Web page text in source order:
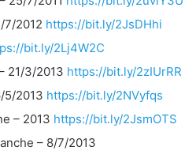
7/2012 https://bit.ly/2JsDHhi
bit.ly/2Lj4W2C
21/3/2013 https://bit.ly/2zIUrRR
5/2013 https://bit.ly/2NVyfqs
– 2013 https://bit.ly/2JsmOTS
– 8/7/2013